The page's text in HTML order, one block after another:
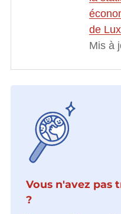
de
Mis à
Vous n'avez pas
?